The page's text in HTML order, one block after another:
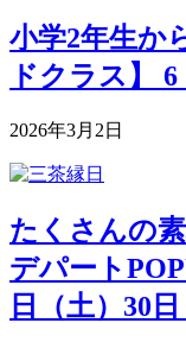
小学2年生か
ドクラス】
2026年3月2日
たくさんの
デパート
日（土）30日